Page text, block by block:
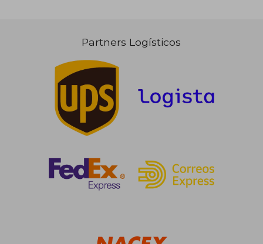
90,28 €
Partners Logísticos